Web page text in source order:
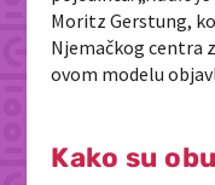
Moritz Gerstung,
Njemačkog centra
ovom modelu
Kako su